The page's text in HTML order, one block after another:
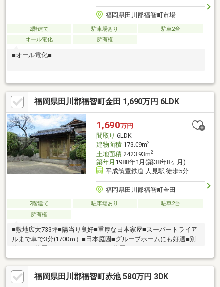
福岡県田川郡福智町市場
2階建て 駐車場あり
駐車2台
オール電化
所有権
■オール電化■
福岡県田川郡福智町金田 1,690万円 6LDK
1,690万円
間取り 6LDK
建物面積173.09m2
土地面積2423.93m2
築年月 1988年1月(築38年8ヶ月)
平成筑豊鉄道 人見駅 徒歩5分
福岡県田川郡福智町金田
2階建て 駐車場あり
駐車2台
所有権
■敷地広大733坪■陽当り良好■重厚な日本家屋■スーパートライア
ルまで車で3分(1700ｍ）■日本庭園■グループホームにも好適■別
福岡県田川郡福智町赤池 580万円 3DK